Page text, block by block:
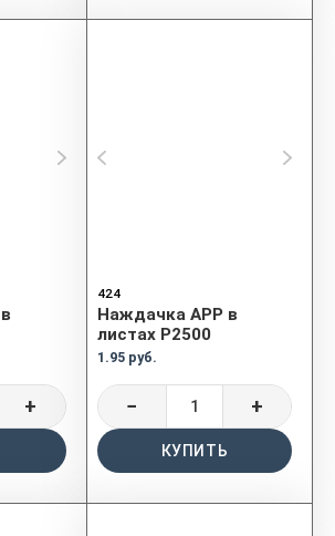
+
424
Наждачка APP в
листах P2500
1.95 руб.
− +
КУПИТЬ